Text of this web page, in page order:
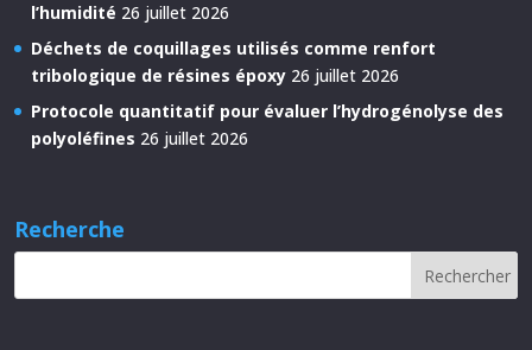
l’humidité 26 juillet 2026
Déchets de coquillages utilisés comme renfort
tribologique de résines époxy 26 juillet 2026
Protocole quantitatif pour évaluer l’hydrogénolyse des
polyoléfines 26 juillet 2026
Recherche